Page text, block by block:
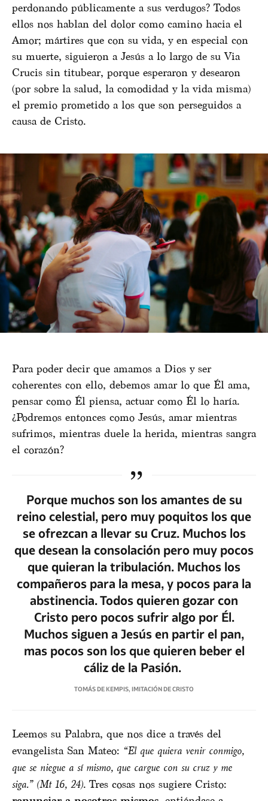
perdonando públicamente a sus verdugos? Todos
ellos nos hablan del dolor como camino hacia el
Amor; mártires que con su vida, y en especial con
su muerte, siguieron a Jesús a lo largo de su Via
Crucis sin titubear, porque esperaron y desearon
(por sobre la salud, la comodidad y la vida misma)
el premio prometido a los que son perseguidos a
causa de Cristo.
Para poder decir que amamos a Dios y ser
coherentes con ello, debemos amar lo que Él ama,
pensar como Él piensa, actuar como Él lo haría.
¿Podremos entonces como Jesús, amar mientras
sufrimos, mientras duele la herida, mientras sangra
el corazón?
Porque muchos son los amantes de su
reino celestial, pero muy poquitos los que
se ofrezcan a llevar su Cruz. Muchos los
que desean la consolación pero muy pocos
que quieran la tribulación. Muchos los
compañeros para la mesa, y pocos para la
abstinencia. Todos quieren gozar con
Cristo pero pocos sufrir algo por Él.
Muchos siguen a Jesús en partir el pan,
mas pocos son los que quieren beber el
cáliz de la Pasión.
TOMÁS DE KEMPIS, IMITACIÓN DE CRISTO
Leemos su Palabra, que nos dice a través del
evangelista San Mateo: “El que quiera venir conmigo,
que se niegue a sí mismo, que cargue con su cruz y me
siga.” (Mt 16, 24). Tres cosas nos sugiere Cristo: